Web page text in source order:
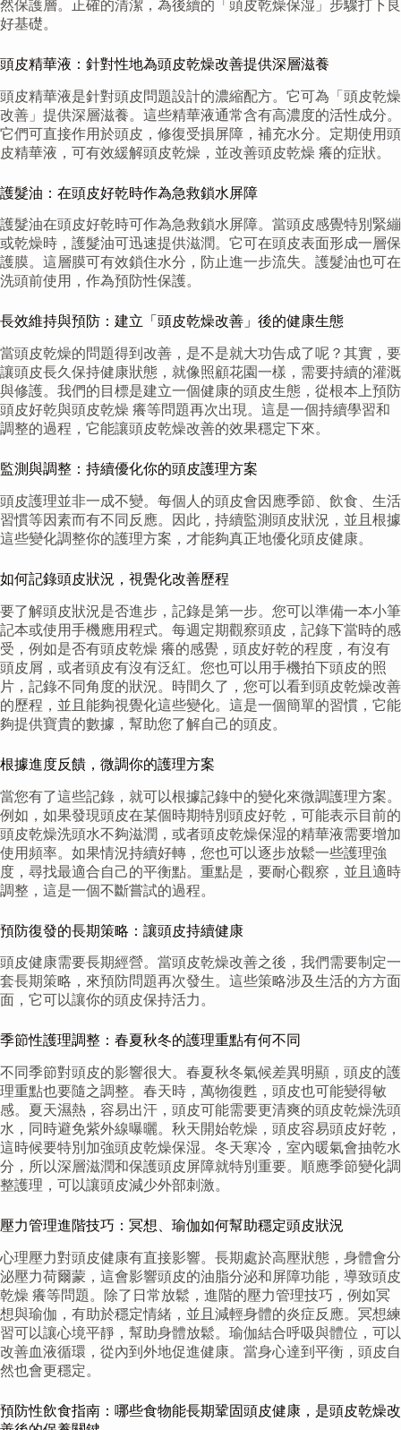
然保護層。正確的清潔，為後續的「頭皮乾燥保湿」步驟打下良
好基礎。
頭皮精華液：針對性地為頭皮乾燥改善提供深層滋養
頭皮精華液是針對頭皮問題設計的濃縮配方。它可為「頭皮乾燥
改善」提供深層滋養。這些精華液通常含有高濃度的活性成分。
它們可直接作用於頭皮，修復受損屏障，補充水分。定期使用頭
皮精華液，可有效緩解頭皮乾燥，並改善頭皮乾燥 癢的症狀。
護髮油：在頭皮好乾時作為急救鎖水屏障
護髮油在頭皮好乾時可作為急救鎖水屏障。當頭皮感覺特別緊繃
或乾燥時，護髮油可迅速提供滋潤。它可在頭皮表面形成一層保
護膜。這層膜可有效鎖住水分，防止進一步流失。護髮油也可在
洗頭前使用，作為預防性保護。
長效維持與預防：建立「頭皮乾燥改善」後的健康生態
當頭皮乾燥的問題得到改善，是不是就大功告成了呢？其實，要
讓頭皮長久保持健康狀態，就像照顧花園一樣，需要持續的灌溉
與修護。我們的目標是建立一個健康的頭皮生態，從根本上預防
頭皮好乾與頭皮乾燥 癢等問題再次出現。這是一個持續學習和
調整的過程，它能讓頭皮乾燥改善的效果穩定下來。
監測與調整：持續優化你的頭皮護理方案
頭皮護理並非一成不變。每個人的頭皮會因應季節、飲食、生活
習慣等因素而有不同反應。因此，持續監測頭皮狀況，並且根據
這些變化調整你的護理方案，才能夠真正地優化頭皮健康。
如何記錄頭皮狀況，視覺化改善歷程
要了解頭皮狀況是否進步，記錄是第一步。您可以準備一本小筆
記本或使用手機應用程式。每週定期觀察頭皮，記錄下當時的感
受，例如是否有頭皮乾燥 癢的感覺，頭皮好乾的程度，有沒有
頭皮屑，或者頭皮有沒有泛紅。您也可以用手機拍下頭皮的照
片，記錄不同角度的狀況。時間久了，您可以看到頭皮乾燥改善
的歷程，並且能夠視覺化這些變化。這是一個簡單的習慣，它能
夠提供寶貴的數據，幫助您了解自己的頭皮。
根據進度反饋，微調你的護理方案
當您有了這些記錄，就可以根據記錄中的變化來微調護理方案。
例如，如果發現頭皮在某個時期特別頭皮好乾，可能表示目前的
頭皮乾燥洗頭水不夠滋潤，或者頭皮乾燥保湿的精華液需要增加
使用頻率。如果情況持續好轉，您也可以逐步放鬆一些護理強
度，尋找最適合自己的平衡點。重點是，要耐心觀察，並且適時
調整，這是一個不斷嘗試的過程。
預防復發的長期策略：讓頭皮持續健康
頭皮健康需要長期經營。當頭皮乾燥改善之後，我們需要制定一
套長期策略，來預防問題再次發生。這些策略涉及生活的方方面
面，它可以讓你的頭皮保持活力。
季節性護理調整：春夏秋冬的護理重點有何不同
不同季節對頭皮的影響很大。春夏秋冬氣候差異明顯，頭皮的護
理重點也要隨之調整。春天時，萬物復甦，頭皮也可能變得敏
感。夏天濕熱，容易出汗，頭皮可能需要更清爽的頭皮乾燥洗頭
水，同時避免紫外線曝曬。秋天開始乾燥，頭皮容易頭皮好乾，
這時候要特別加強頭皮乾燥保湿。冬天寒冷，室內暖氣會抽乾水
分，所以深層滋潤和保護頭皮屏障就特別重要。順應季節變化調
整護理，可以讓頭皮減少外部刺激。
壓力管理進階技巧：冥想、瑜伽如何幫助穩定頭皮狀況
心理壓力對頭皮健康有直接影響。長期處於高壓狀態，身體會分
泌壓力荷爾蒙，這會影響頭皮的油脂分泌和屏障功能，導致頭皮
乾燥 癢等問題。除了日常放鬆，進階的壓力管理技巧，例如冥
想與瑜伽，有助於穩定情緒，並且減輕身體的炎症反應。冥想練
習可以讓心境平靜，幫助身體放鬆。瑜伽結合呼吸與體位，可以
改善血液循環，從內到外地促進健康。當身心達到平衡，頭皮自
然也會更穩定。
預防性飲食指南：哪些食物能長期鞏固頭皮健康，是頭皮乾燥改